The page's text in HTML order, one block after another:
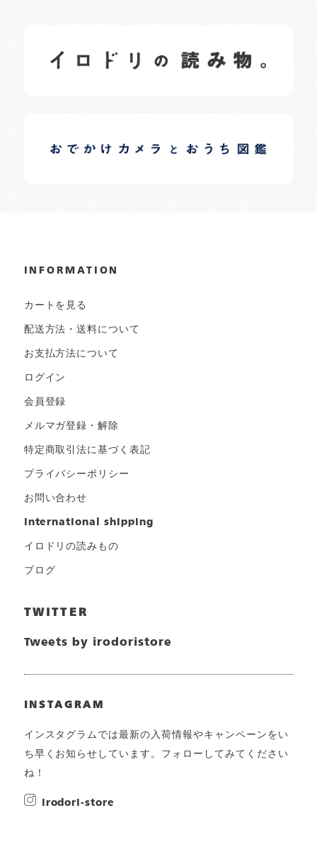
日常の様子など随時更新中です。
日常の様子など随時更新中です。
INFORMATION
カートを見る
配送方法・送料について
お支払方法について
ログイン
会員登録
メルマガ登録・解除
特定商取引法に基づく表記
プライバシーポリシー
お問い合わせ
international shipping
イロドリの読みもの
ブログ
TWITTER
Tweets by irodoristore
INSTAGRAM
インスタグラムでは最新の入荷情報やキャンペーンをい
ち早くお知らせしています。フォローしてみてください
ね！
irodori-store